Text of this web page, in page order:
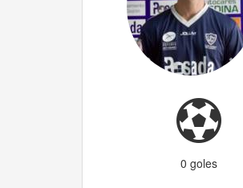
0 goles